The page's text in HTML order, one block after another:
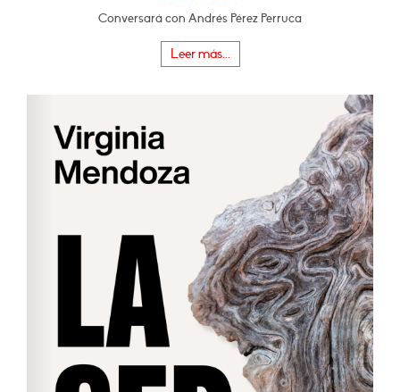
Conversará con Andrés Pérez Perruca
Leer más...